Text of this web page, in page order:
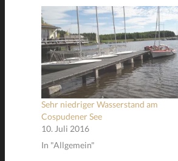
Sehr niedriger Wasserstand am
Cospudener See
10. Juli 2016
In "Allgemein"